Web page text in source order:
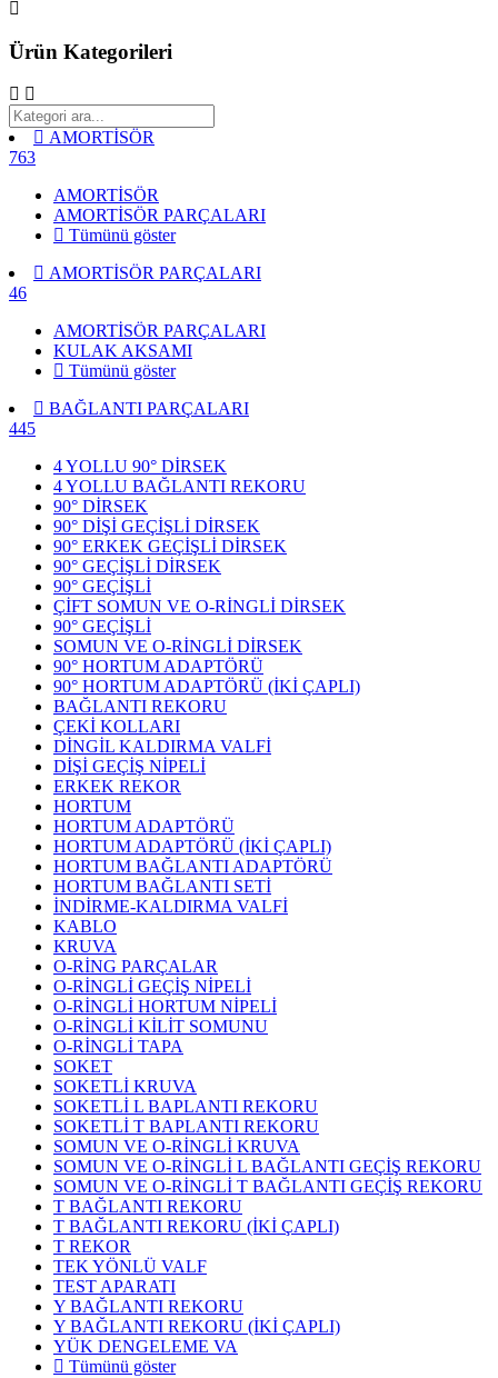
Ürün Kategorileri
AMORTİSÖR
763
AMORTİSÖR
AMORTİSÖR PARÇALARI
Tümünü göster
AMORTİSÖR PARÇALARI
46
AMORTİSÖR PARÇALARI
KULAK AKSAMI
Tümünü göster
BAĞLANTI PARÇALARI
445
4 YOLLU 90° DİRSEK
4 YOLLU BAĞLANTI REKORU
90° DİRSEK
90° DİŞİ GEÇİŞLİ DİRSEK
90° ERKEK GEÇİŞLİ DİRSEK
90° GEÇİŞLİ DİRSEK
90° GEÇİŞLİ
ÇİFT SOMUN VE O-RİNGLİ DİRSEK
90° GEÇİŞLİ
SOMUN VE O-RİNGLİ DİRSEK
90° HORTUM ADAPTÖRÜ
90° HORTUM ADAPTÖRÜ (İKİ ÇAPLI)
BAĞLANTI REKORU
ÇEKİ KOLLARI
DİNGİL KALDIRMA VALFİ
DİŞİ GEÇİŞ NİPELİ
ERKEK REKOR
HORTUM
HORTUM ADAPTÖRÜ
HORTUM ADAPTÖRÜ (İKİ ÇAPLI)
HORTUM BAĞLANTI ADAPTÖRÜ
HORTUM BAĞLANTI SETİ
İNDİRME-KALDIRMA VALFİ
KABLO
KRUVA
O-RİNG PARÇALAR
O-RİNGLİ GEÇİŞ NİPELİ
O-RİNGLİ HORTUM NİPELİ
O-RİNGLİ KİLİT SOMUNU
O-RİNGLİ TAPA
SOKET
SOKETLİ KRUVA
SOKETLİ L BAPLANTI REKORU
SOKETLİ T BAPLANTI REKORU
SOMUN VE O-RİNGLİ KRUVA
SOMUN VE O-RİNGLİ L BAĞLANTI GEÇİŞ REKORU
SOMUN VE O-RİNGLİ T BAĞLANTI GEÇİŞ REKORU
T BAĞLANTI REKORU
T BAĞLANTI REKORU (İKİ ÇAPLI)
T REKOR
TEK YÖNLÜ VALF
TEST APARATI
Y BAĞLANTI REKORU
Y BAĞLANTI REKORU (İKİ ÇAPLI)
YÜK DENGELEME VA
Tümünü göster